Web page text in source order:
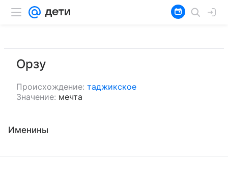
Орзу
Происхождение: таджикское
Значение: мечта
Именины